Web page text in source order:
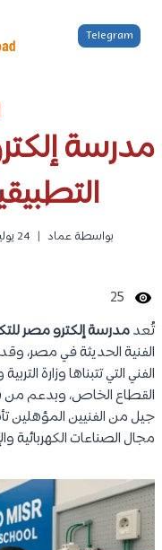
المحتوى
Telegram
مدرسة
التطبيقية
بواسطة عماد 24 يوليو، 2025
25
تُعدمدرسة إلكترو مصر
الفنية الحديثة في مصر،
الفني التي تتبناها وزارة
القطاع الخاص، وبدعم من
جيل من الفنيين المؤهلين
مجال الصناعات الكهربائية